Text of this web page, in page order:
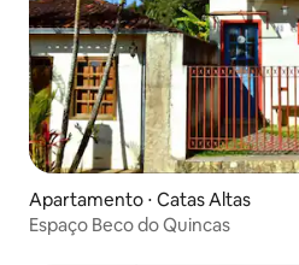
Apartamento ⋅ Catas Altas
Espaço Beco do Quincas